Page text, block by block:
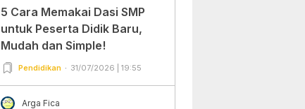
5 Cara Memakai Dasi SMP
untuk Peserta Didik Baru,
Mudah dan Simple!
Pendidikan 31/07/2026 | 19:55
Arga Fica